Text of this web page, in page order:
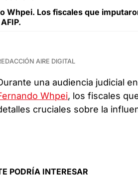
Whpei. Los fiscales que
AIRE DIGITAL
una audiencia judicial
Whpei, los fiscales
cruciales sobre la
PODRÍA INTERESAR